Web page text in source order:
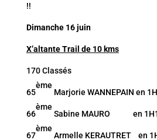
!!
Dimanche 16 juin
X’altante Trail de 10 kms
170 Classés
65
ème
Marjorie WANNEPAIN en
66
ème
Sabine MAURO en
67
ème
Armelle KERAUTRET en